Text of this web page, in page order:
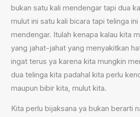
bukan satu kali mendengar tapi dua
mulut ini satu kali bicara tapi telinga
mendengar. Itulah kenapa kalau kita
yang jahat-jahat yang menyakitkan
ingat terus ya karena kita mungkin
dua telinga kita padahal kita perlu
maupun bibir kita, mulut kita.
Kita perlu bijaksana ya bukan berarti